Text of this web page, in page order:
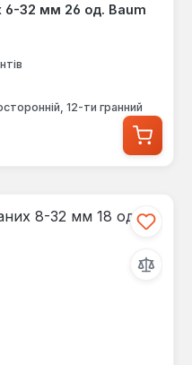
6-32 мм 26 од. Baum
12-ти гранний